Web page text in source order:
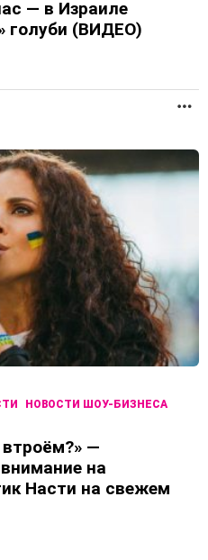
— в Израиле
голуби (ВИДЕО)
НОВОСТИ ШОУ-БИЗНЕСА
—
на
Насти на свежем